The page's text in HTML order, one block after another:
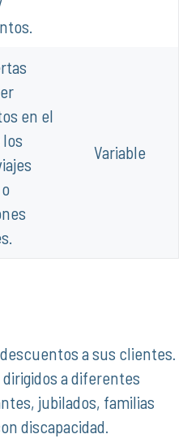
en el
Variable
a sus clientes.
a diferentes
jubilados, familias
discapacidad.